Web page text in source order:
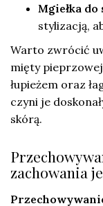
Mgiełka
stylizacją,
Warto zwrócić
mięty
łupieżem oraz
czyni je
skórą.
zachowania